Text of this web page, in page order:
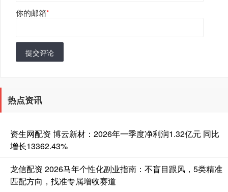
你的邮箱*
提交评论
热点资讯
资生网配资 博云新材：2026年一季度净利润1.32亿元 同比
增长13362.43%
龙信配资 2026马年个性化副业指南：不盲目跟风，5类精准
匹配方向，找准专属增收赛道